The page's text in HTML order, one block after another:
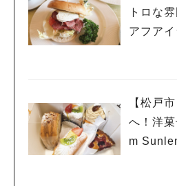
トロな
アフア
【松戸
へ！洋
m